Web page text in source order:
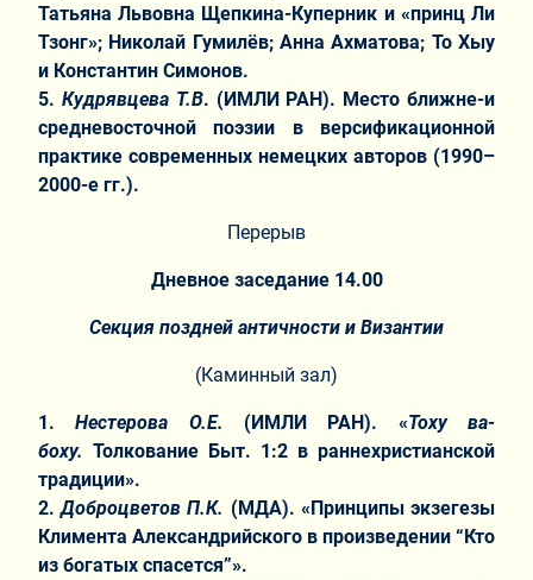
Татьяна Львовна Щепкина-Куперник и «принц Ли
Тзонг»; Николай Гумилёв; Анна Ахматова; То Хыу
и Константин Симонов.
5. Кудрявцева Т.В. (ИМЛИ РАН). Место ближне-и
средневосточной поэзии в версификационной
практике современных немецких авторов (1990–
2000-е гг.).
Перерыв
Дневное заседание 14.00
Секция поздней античности и Византии
(Каминный зал)
1.Нестерова О.Е. (ИМЛИ РАН). «Тоху ва-
боху. Толкование Быт. 1:2 в раннехристианской
традиции».
2.Доброцветов П.К. (МДА). «Принципы экзегезы
Климента Александрийского в произведении “Кто
из богатых спасется”».